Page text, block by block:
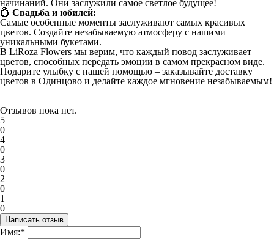
начинаний. Они заслужили самое светлое будущее!
💍 Свадьба и юбилей:
Самые особенные моменты заслуживают самых красивых
цветов. Создайте незабываемую атмосферу с нашими
уникальными букетами.
В LiRoza Flowers мы верим, что каждый повод заслуживает
цветов, способных передать эмоции в самом прекрасном виде.
Подарите улыбку с нашей помощью – заказывайте доставку
цветов в Одинцово и делайте каждое мгновение незабываемым!
Отзывов пока нет.
5
0
4
0
3
0
2
0
1
0
Имя:*